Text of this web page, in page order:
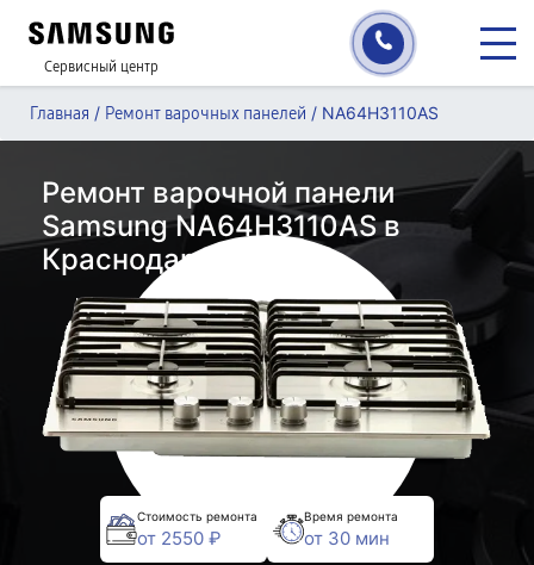
Сервисный центр
Главная / Ремонт варочных панелей / NA64H3110AS
Ремонт варочной панели
Samsung NA64H3110AS в
Краснодаре
Стоимость ремонта
от 2550 ₽
Время ремонта
от 30 мин